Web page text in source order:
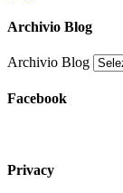
Archivio Blog
Archivio Blog
Facebook
Privacy